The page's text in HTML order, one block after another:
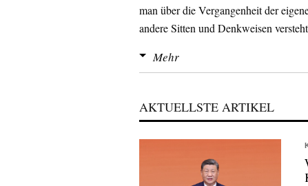
man über die Vergangenheit der
andere Sitten und Denkweisen
Mehr
AKTUELLSTE ARTIKEL